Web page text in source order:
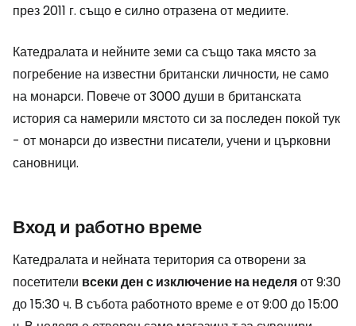
през 2011 г. също е силно отразена от медиите.
Катедралата и нейните земи са също така място за
погребение на известни британски личности, не само
на монарси. Повече от 3000 души в британската
история са намерили мястото си за последен покой тук
- от монарси до известни писатели, учени и църковни
сановници.
Вход и работно време
Катедралата и нейната територия са отворени за
посетители всеки ден с изключение на неделяот 9:30
до 15:30 ч. В събота работното време е от 9:00 до 15:00